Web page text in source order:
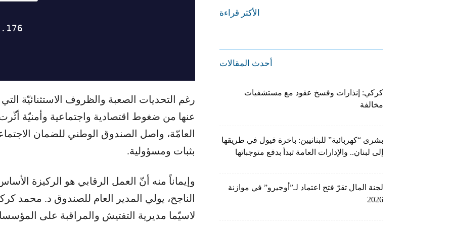
عنها من ضغوط اقتصادية واجتماعية وأمنيّة
العامّة، واصل الصندوق الوطني للضمان
بثبات ومسؤولية.
وإيماناً منه أنّ العمل الرقابي هو الركيزة
الناجح، يولي المدير العام للصندوق د. محمد
لاسيّما مديرية التفتيش والمراقبة على
الأكثر قراءة
أحدث المقالات
كركي: إنذارات وفسخ عقود مع مستشفيات
مخالفة
بشرى “كهربائية” للبنانيين: باخرة فيول في طريقها
إلى لبنان.. والإدارات العامة تبدأ بدفع متوجباتها
لجنة المال تقرّ فتح اعتماد لـ”أوجيرو” في موازنة
2026